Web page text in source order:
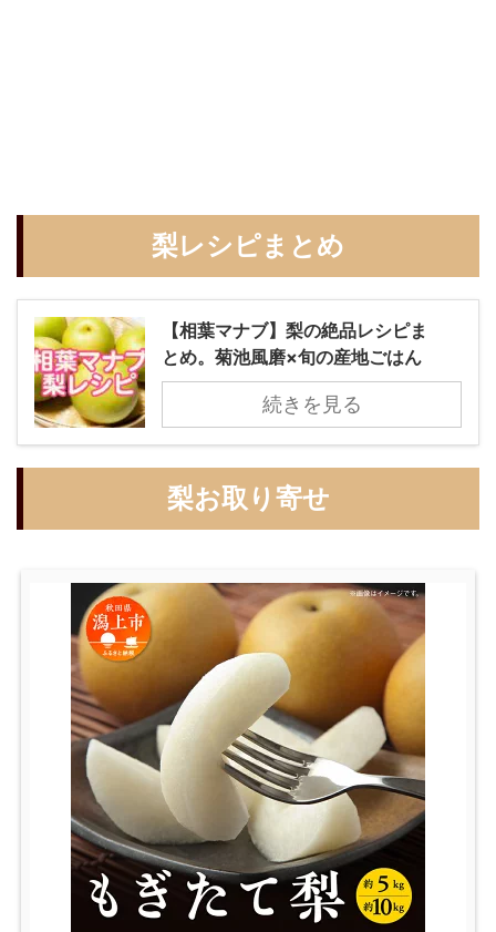
梨レシピまとめ
【相葉マナブ】梨の絶品レシピま
とめ。菊池風磨×旬の産地ごはん
続きを見る
梨お取り寄せ